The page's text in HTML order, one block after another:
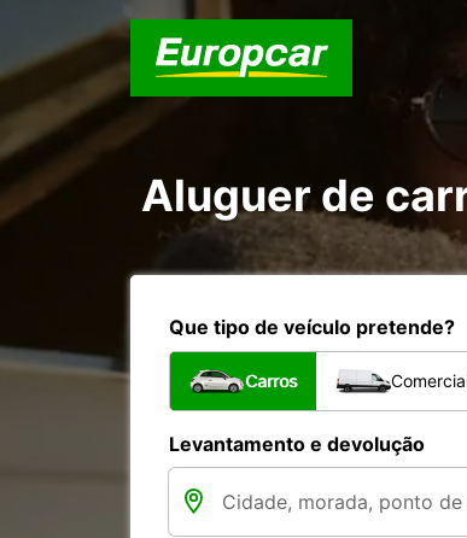
Aluguer de
Que tipo de veículo pretende?
Carros
Levantamento e devolução